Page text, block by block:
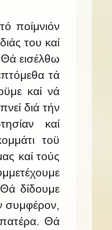
ποίμνιόν
του καί
Θά εισέλθω
τά
καί νά
διά τήν
καί
τοϋ
καί τούς
Θά δίδουμε
συμφέρον,
Θά